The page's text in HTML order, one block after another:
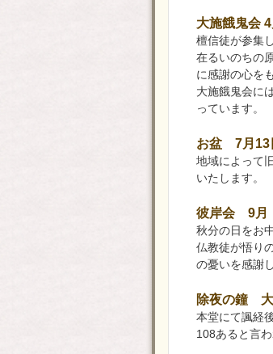
大施餓鬼会 4
檀信徒が参集
在るいのちの
に感謝の心を
大施餓鬼会に
っています。
お盆 7月13
地域によって
いたします。
彼岸会 9月
秋分の日をお
仏教徒が悟り
の憂いを感謝
除夜の鐘 大
本堂にて諷経
108あると言